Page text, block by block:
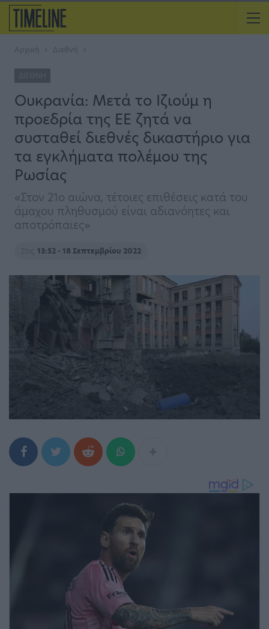
Αρχική Διεθνή
ΔΙΕΘΝΉ
Ουκρανία: Μετά το Ιζιούμ η
προεδρία της ΕΕ ζητά να
συσταθεί διεθνές δικαστήριο για
τα εγκλήματα πολέμου της
Ρωσίας
«Στον 21ο αιώνα, τέτοιες επιθέσεις κατά του
άμαχου πληθυσμού είναι αδιανόητες και
αποτρόπαιες»
Στις 13:52 - 18 Σεπτεμβρίου 2022